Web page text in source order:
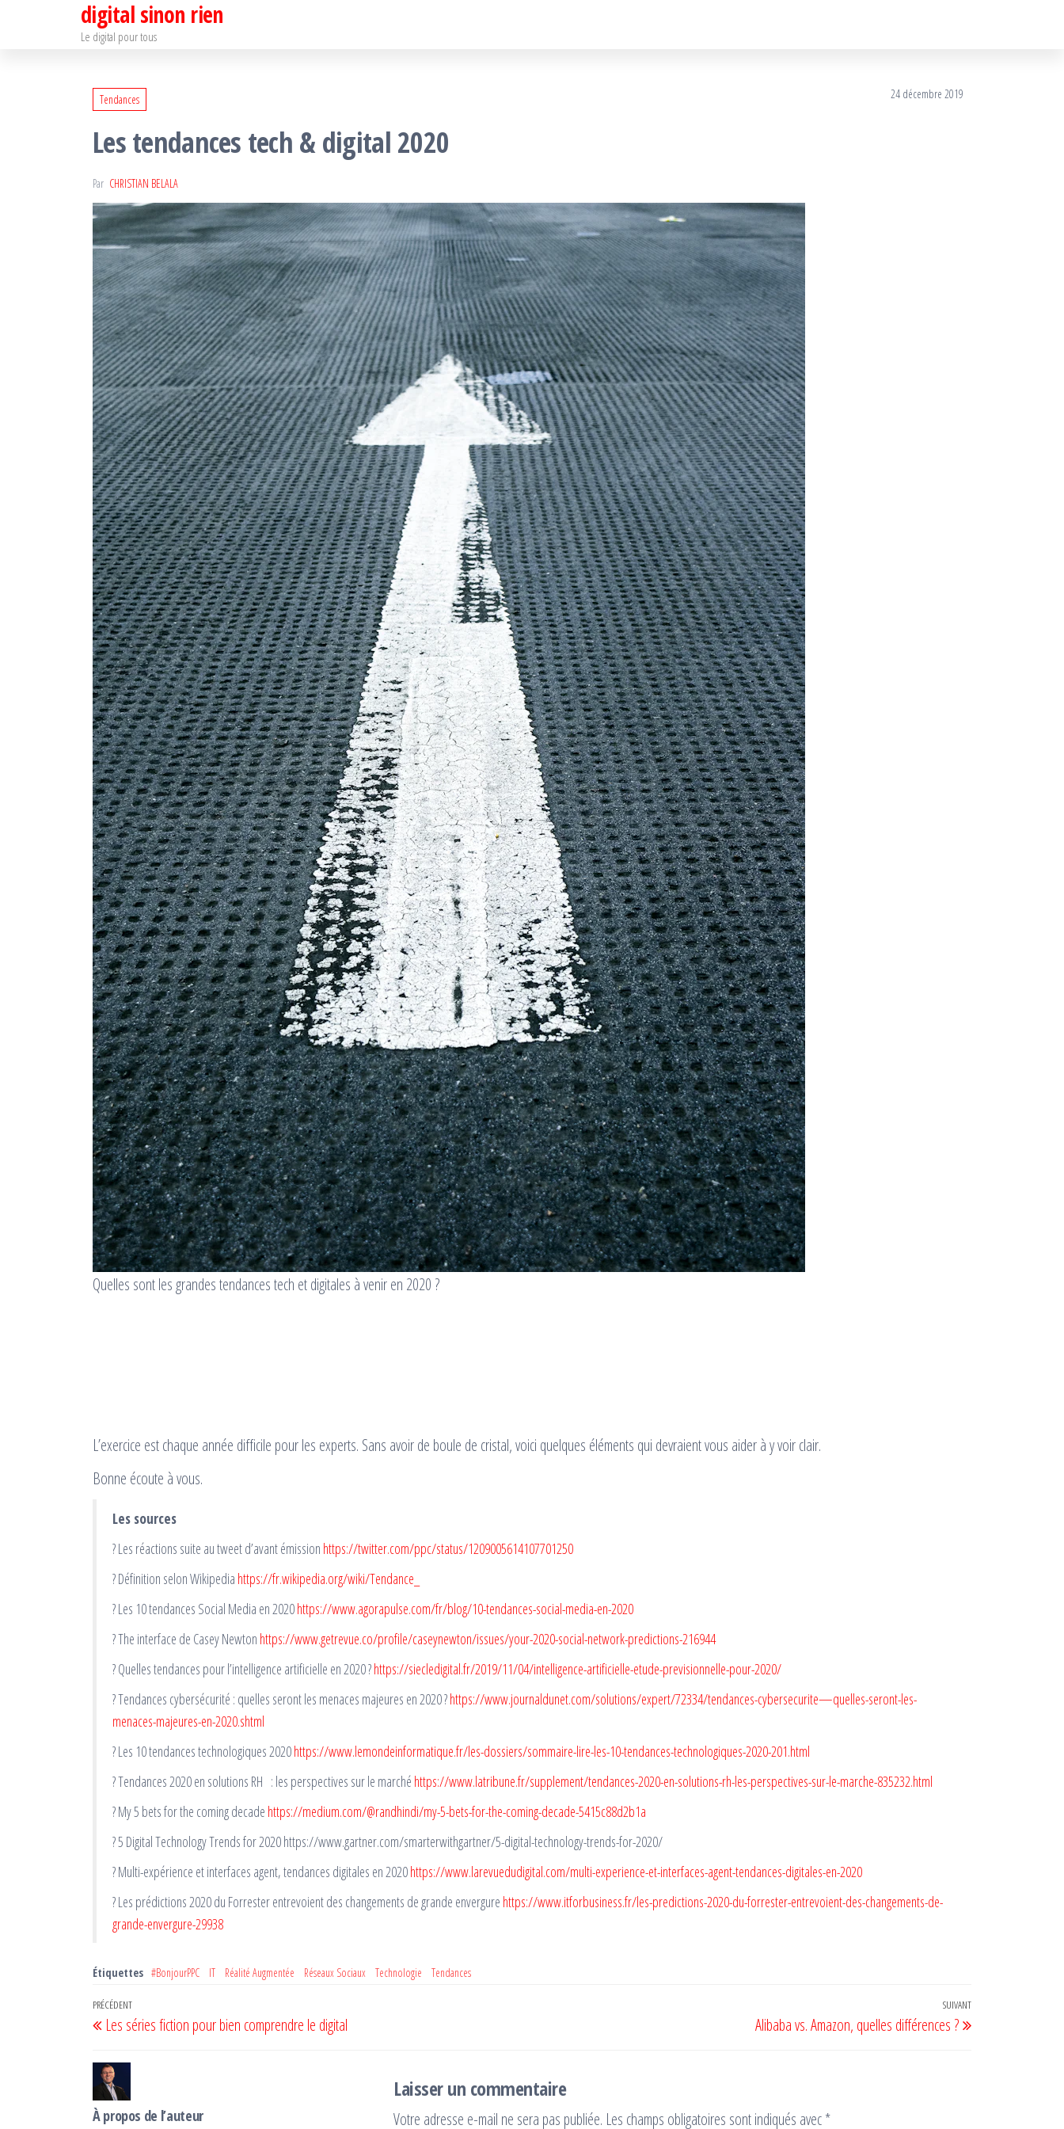
digital sinon rien
Le digital pour tous
Tendances 24 décembre 2019
Les tendances tech & digital 2020
Par CHRISTIAN BELALA
Quelles sont les grandes tendances tech et digitales à venir en 2020 ?
L’exercice est chaque année difficile pour les experts. Sans avoir de boule de cristal, voici quelques éléments qui devraient vous aider à y voir clair.
Bonne écoute à vous.
Les sources
? Les réactions suite au tweet d’avant émission https://twitter.com/ppc/status/1209005614107701250
? Définition selon Wikipedia https://fr.wikipedia.org/wiki/Tendance_
? Les 10 tendances Social Media en 2020https://www.agorapulse.com/fr/blog/10-tendances-social-media-en-2020
? The interface de Casey Newton https://www.getrevue.co/profile/caseynewton/issues/your-2020-social-network-predictions-216944
? Quelles tendances pour l’intelligence artificielle en 2020 ?https://siecledigital.fr/2019/11/04/intelligence-artificielle-etude-previsionnelle-pour-2020/
? Tendances cybersécurité : quelles seront les menaces majeures en 2020 ?https://www.journaldunet.com/solutions/expert/72334/tendances-cybersecurite—quelles-seront-les-
menaces-majeures-en-2020.shtml
? Les 10 tendances technologiques 2020https://www.lemondeinformatique.fr/les-dossiers/sommaire-lire-les-10-tendances-technologiques-2020-201.html
? Tendances 2020 en solutions RH : les perspectives sur le marché https://www.latribune.fr/supplement/tendances-2020-en-solutions-rh-les-perspectives-sur-le-marche-835232.html
? My 5 bets for the coming decade https://medium.com/@randhindi/my-5-bets-for-the-coming-decade-5415c88d2b1a
? 5 Digital Technology Trends for 2020 https://www.gartner.com/smarterwithgartner/5-digital-technology-trends-for-2020/
? Multi-expérience et interfaces agent, tendances digitales en 2020https://www.larevuedudigital.com/multi-experience-et-interfaces-agent-tendances-digitales-en-2020
? Les prédictions 2020 du Forrester entrevoient des changements de grande envergure https://www.itforbusiness.fr/les-predictions-2020-du-forrester-entrevoient-des-changements-de-
grande-envergure-29938
Étiquettes #BonjourPPC IT Réalité Augmentée Réseaux Sociaux Technologie Tendances
Navigation
de
l’article
Article
précédent
PRÉCÉDENT
Les séries fiction pour bien comprendre le digital
Article
suivant
SUIVANT
Alibaba vs. Amazon, quelles différences ?
À propos de l’auteur
Laisser un commentaire
Votre adresse e-mail ne sera pas publiée. Les champs obligatoires sont indiqués avec*